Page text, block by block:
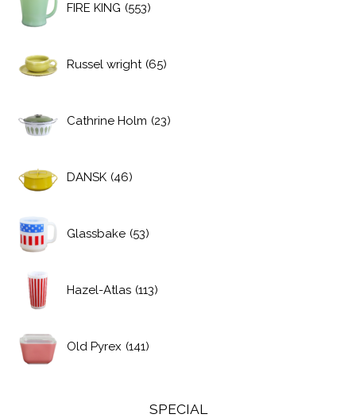
FIRE KING (553)
Russel wright (65)
Cathrine Holm (23)
DANSK (46)
Glassbake (53)
Hazel-Atlas (113)
Old Pyrex (141)
SPECIAL